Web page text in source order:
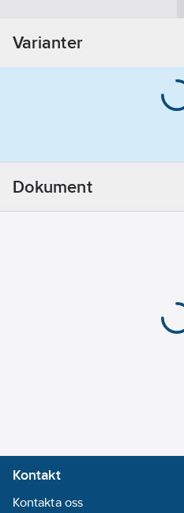
4043377123442
Materialklass
Varianter
Dokument
Kontakt
Kontakta oss